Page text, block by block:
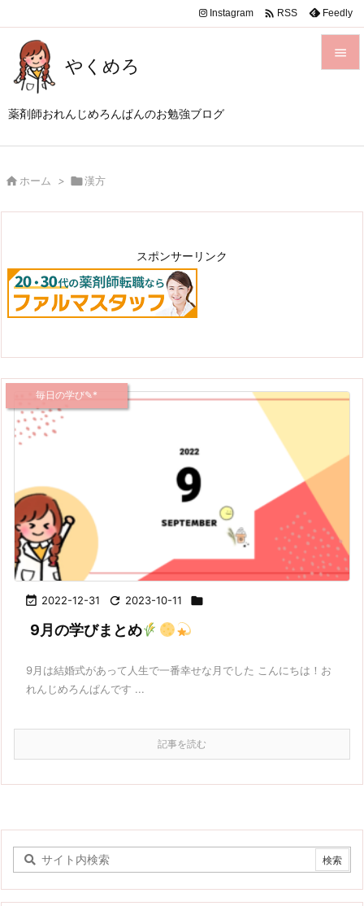
やくめろ
薬剤師おれんじめろんぱんのお勉強ブログ

サイド

Instagram  RSS Feedly
 ホーム > 漢方
スポンサーリンク
 2022-12-31  2023-10-11 
毎日の学び✎*
9月の学びまとめ
9月は結婚式があって人生で一番幸せな月でした こんにちは！お
れんじめろんぱんです ...
記事を読む